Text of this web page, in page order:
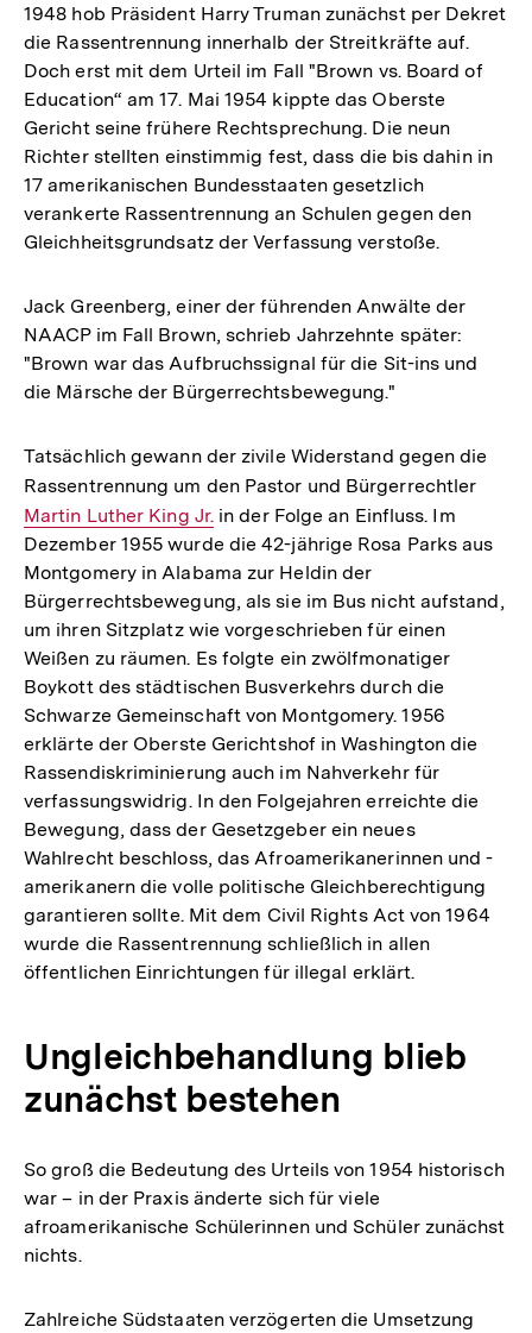
1948 hob Präsident Harry Truman zunächst per Dekret
die Rassentrennung innerhalb der Streitkräfte auf.
Doch erst mit dem Urteil im Fall "Brown vs. Board of
Education“ am 17. Mai 1954 kippte das Oberste
Gericht seine frühere Rechtsprechung. Die neun
Richter stellten einstimmig fest, dass die bis dahin in
17 amerikanischen Bundesstaaten gesetzlich
verankerte Rassentrennung an Schulen gegen den
Gleichheitsgrundsatz der Verfassung verstoße.
Jack Greenberg, einer der führenden Anwälte der
NAACP im Fall Brown, schrieb Jahrzehnte später:
"Brown war das Aufbruchssignal für die Sit-ins und
die Märsche der Bürgerrechtsbewegung."
Tatsächlich gewann der zivile Widerstand gegen die
Rassentrennung um den Pastor und Bürgerrechtler
Martin Luther King Jr.in der Folge an Einfluss. Im
Dezember 1955 wurde die 42-jährige Rosa Parks aus
Montgomery in Alabama zur Heldin der
Bürgerrechtsbewegung, als sie im Bus nicht aufstand,
um ihren Sitzplatz wie vorgeschrieben für einen
Weißen zu räumen. Es folgte ein zwölfmonatiger
Boykott des städtischen Busverkehrs durch die
Schwarze Gemeinschaft von Montgomery. 1956
erklärte der Oberste Gerichtshof in Washington die
Rassendiskriminierung auch im Nahverkehr für
verfassungswidrig. In den Folgejahren erreichte die
Bewegung, dass der Gesetzgeber ein neues
Wahlrecht beschloss, das Afroamerikanerinnen und -
amerikanern die volle politische Gleichberechtigung
garantieren sollte. Mit dem Civil Rights Act von 1964
wurde die Rassentrennung schließlich in allen
öffentlichen Einrichtungen für illegal erklärt.
Ungleichbehandlung blieb
zunächst bestehen
So groß die Bedeutung des Urteils von 1954 historisch
war – in der Praxis änderte sich für viele
afroamerikanische Schülerinnen und Schüler zunächst
nichts.
Zahlreiche Südstaaten verzögerten die Umsetzung